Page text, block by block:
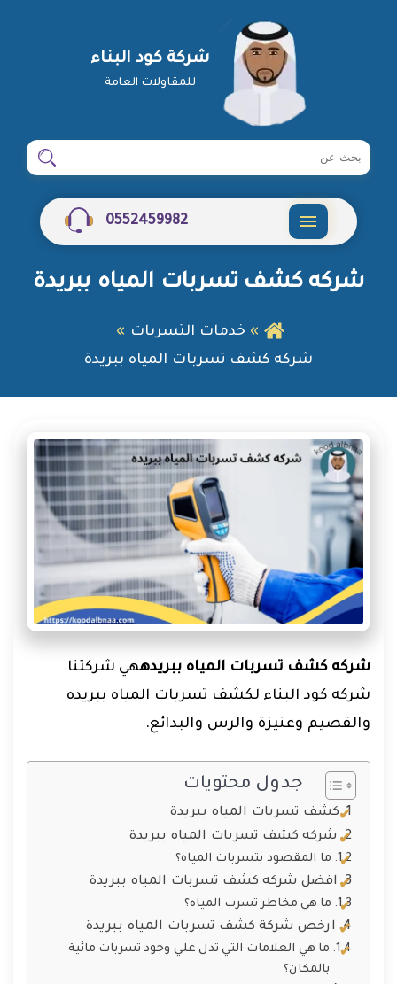
شركة كود البناء
للمقاولات العامة
ابحث
شركة
ابحث
0552459982
شركه كشف تسربات المياه ببريدة
خدمات التسربات
شركه كشف تسربات المياه ببريدة
شركه كشف تسربات المياه ببريدههي شركتنا
شركه كود البناء لكشف تسربات المياه ببريده
والقصيم وعنيزة والرس والبدائع.
جدول محتويات
كشف تسربات المياه ببريدة
شركه كشف تسربات المياه ببريدة
ما المقصود بتسربات المياه؟
افضل شركه كشف تسربات المياه ببريدة
ما هي مخاطر تسرب المياه؟
ارخص شركة كشف تسربات المياه ببريدة
ما هي العلامات التي تدل علي وجود تسربات مائية
بالمكان؟